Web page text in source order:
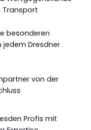
besonderen
jedem Dresdner
von der
Profis mit